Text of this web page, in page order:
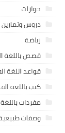
حوارات
دروس وتمارين
رياضة
قصص باللغة
قواعد اللغة
كتب باللغة
مفردات
وصفات